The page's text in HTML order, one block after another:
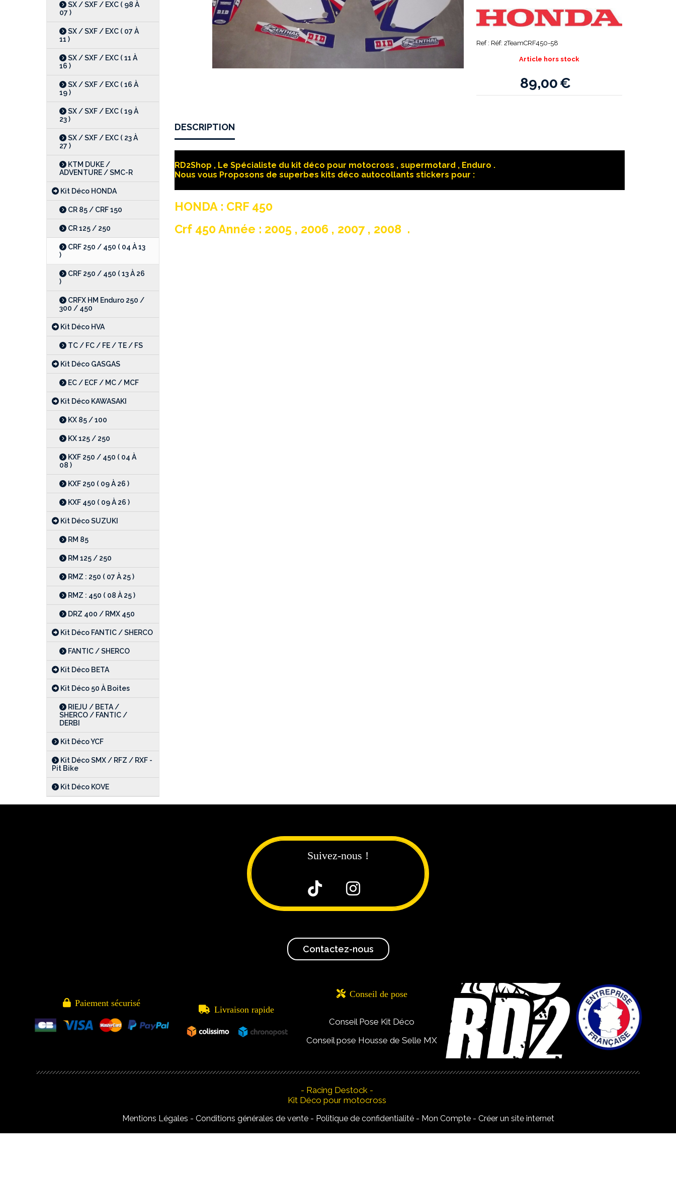
SX / SXF / EXC ( 98 À
07 )
SX / SXF / EXC ( 07 À
11 )
SX / SXF / EXC ( 11 À
16 )
SX / SXF / EXC ( 16 À
19 )
SX / SXF / EXC ( 19 À
23 )
SX / SXF / EXC ( 23 À
27 )
KTM DUKE /
ADVENTURE / SMC-R
Kit Déco HONDA
CR 85 / CRF 150
CR 125 / 250
CRF 250 / 450 ( 04 À 13
)
CRF 250 / 450 ( 13 À 26
)
CRFX HM Enduro 250 /
300 / 450
Kit Déco HVA
TC / FC / FE / TE / FS
Kit Déco GASGAS
EC / ECF / MC / MCF
Kit Déco KAWASAKI
KX 85 / 100
KX 125 / 250
KXF 250 / 450 ( 04 À
08 )
KXF 250 ( 09 À 26 )
KXF 450 ( 09 À 26 )
Kit Déco SUZUKI
RM 85
RM 125 / 250
RMZ : 250 ( 07 À 25 )
RMZ : 450 ( 08 À 25 )
DRZ 400 / RMX 450
Kit Déco FANTIC / SHERCO
FANTIC / SHERCO
Kit Déco BETA
Kit Déco 50 À Boites
RIEJU / BETA /
SHERCO / FANTIC /
DERBI
Kit Déco YCF
Kit Déco SMX / RFZ / RXF -
Pit Bike
Kit Déco KOVE
Ref : Réf: 2TeamCRF450-58
89,00€
Article hors stock
DESCRIPTION
RD2Shop , Le Spécialiste du kit déco pour motocross , supermotard , Enduro .
Nous vous Proposons de superbes kits déco autocollants stickers pour :
HONDA : CRF 450
Crf 450 Année : 2005 , 2006 , 2007 , 2008 .
Suivez-nous !
 
Contactez-nous
 Paiement sécurisé
 Livraison rapide
 Conseil de pose
Conseil Pose Kit Déco
Conseil pose Housse de Selle MX
- Racing Destock -
Kit Déco pour motocross
Mentions Légales Conditions générales de vente Politique de confidentialité Mon Compte Créer un site internet